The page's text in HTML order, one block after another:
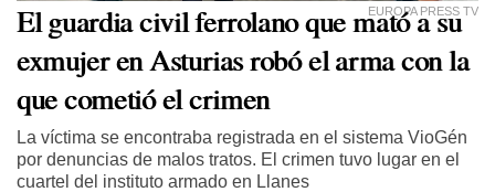
EUROPA PRESS TV
El guardia civil ferrolano que mató a su
exmujer en Asturias robó el arma con la
que cometió el crimen
La víctima se encontraba registrada en el sistema VioGén
por denuncias de malos tratos. El crimen tuvo lugar en el
cuartel del instituto armado en Llanes